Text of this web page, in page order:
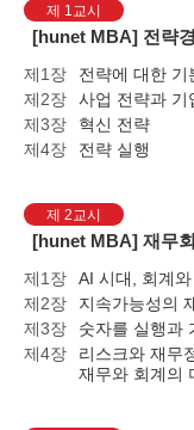
제 1교시
[hunet MBA] 전략
제1장
전략에 대한 기
제2장
사업 전략과 기
제3장
혁신 전략
제4장
전략 실행
제 2교시
[hunet MBA] 재무
제1장
AI 시대, 회계
제2장
지속가능성의
제3장
숫자를 실행과
제4장
리스크와 재무
재무와 회계의